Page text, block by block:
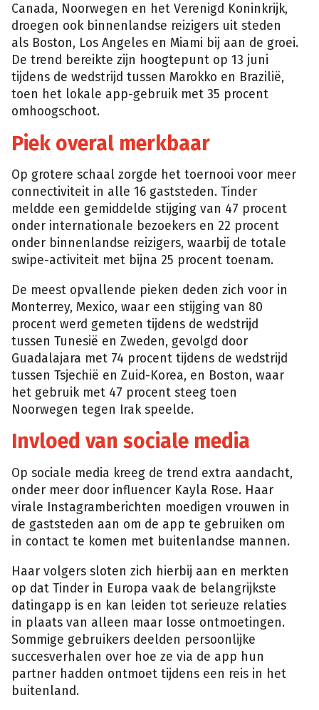
Canada, Noorwegen en het Verenigd Koninkrijk,
droegen ook binnenlandse reizigers uit steden
als Boston, Los Angeles en Miami bij aan de groei.
De trend bereikte zijn hoogtepunt op 13 juni
tijdens de wedstrijd tussen Marokko en Brazilië,
toen het lokale app-gebruik met 35 procent
omhoogschoot.
Piek overal merkbaar
Op grotere schaal zorgde het toernooi voor meer
connectiviteit in alle 16 gaststeden. Tinder
meldde een gemiddelde stijging van 47 procent
onder internationale bezoekers en 22 procent
onder binnenlandse reizigers, waarbij de totale
swipe-activiteit met bijna 25 procent toenam.
De meest opvallende pieken deden zich voor in
Monterrey, Mexico, waar een stijging van 80
procent werd gemeten tijdens de wedstrijd
tussen Tunesië en Zweden, gevolgd door
Guadalajara met 74 procent tijdens de wedstrijd
tussen Tsjechië en Zuid-Korea, en Boston, waar
het gebruik met 47 procent steeg toen
Noorwegen tegen Irak speelde.
Invloed van sociale media
Op sociale media kreeg de trend extra aandacht,
onder meer door influencer Kayla Rose. Haar
virale Instagramberichten moedigen vrouwen in
de gaststeden aan om de app te gebruiken om
in contact te komen met buitenlandse mannen.
Haar volgers sloten zich hierbij aan en merkten
op dat Tinder in Europa vaak de belangrijkste
datingapp is en kan leiden tot serieuze relaties
in plaats van alleen maar losse ontmoetingen.
Sommige gebruikers deelden persoonlijke
succesverhalen over hoe ze via de app hun
partner hadden ontmoet tijdens een reis in het
buitenland.